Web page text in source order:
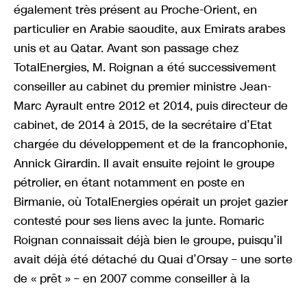
également très présent au Proche-Orient, en
particulier en Arabie saoudite, aux Emirats arabes
unis et au Qatar. Avant son passage chez
TotalEnergies, M. Roignan a été successivement
conseiller au cabinet du premier ministre Jean-
Marc Ayrault entre 2012 et 2014, puis directeur de
cabinet, de 2014 à 2015, de la secrétaire d’Etat
chargée du développement et de la francophonie,
Annick Girardin. Il avait ensuite rejoint le groupe
pétrolier, en étant notamment en poste en
Birmanie, où TotalEnergies opérait un projet gazier
contesté pour ses liens avec la junte. Romaric
Roignan connaissait déjà bien le groupe, puisqu’il
avait déjà été détaché du Quai d’Orsay – une sorte
de « prêt » – en 2007 comme conseiller à la